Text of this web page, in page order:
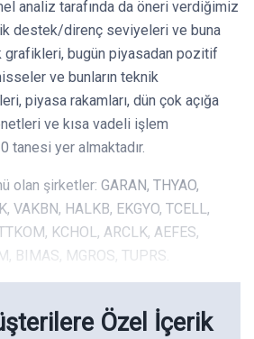
analiz tarafında da öneri verdiğimiz
destek/direnç seviyeleri ve buna
bugün piyasadan pozitif
ve bunların teknik
piyasa rakamları, dün çok açığa
ve kısa vadeli işlem
tanesi yer almaktadır.
olan şirketler: GARAN, THYAO,
VAKBN, HALKB, EKGYO, TCELL,
KCHOL, ARCLK, AEFES,
BIMAS, MGROS, TUPRS.
Özel İçerik